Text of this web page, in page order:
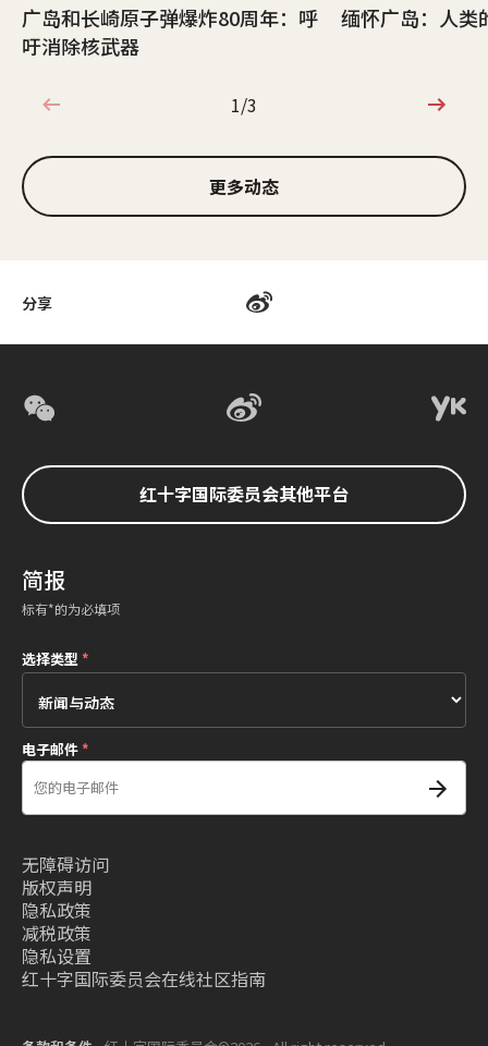
分享
广岛和长崎原子弹爆炸80周年：呼
吁消除核武器
缅怀广岛：人类
1/3
1/3
更多动态
红十字国际委员会其他平台
简报
标有*的为必填项
选择类型*
电子邮件*
无障碍访问
版权声明
隐私政策
减税政策
隐私设置
红十字国际委员会在线社区指南